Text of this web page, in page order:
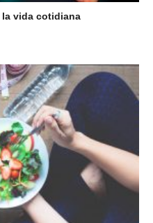
vida cotidiana